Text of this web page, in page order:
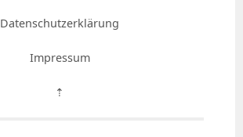
Datenschutzerklärung
Impressum
⇡